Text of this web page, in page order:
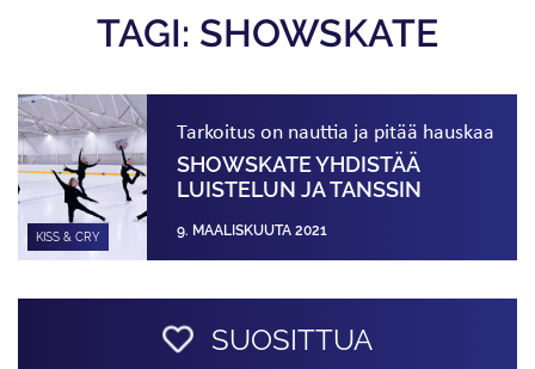
TAGI: SHOWSKATE
KISS & CRY
Tarkoitus on nauttia ja pitää hauskaa
SHOWSKATE YHDISTÄÄ
LUISTELUN JA TANSSIN
9. MAALISKUUTA 2021
SUOSITTUA